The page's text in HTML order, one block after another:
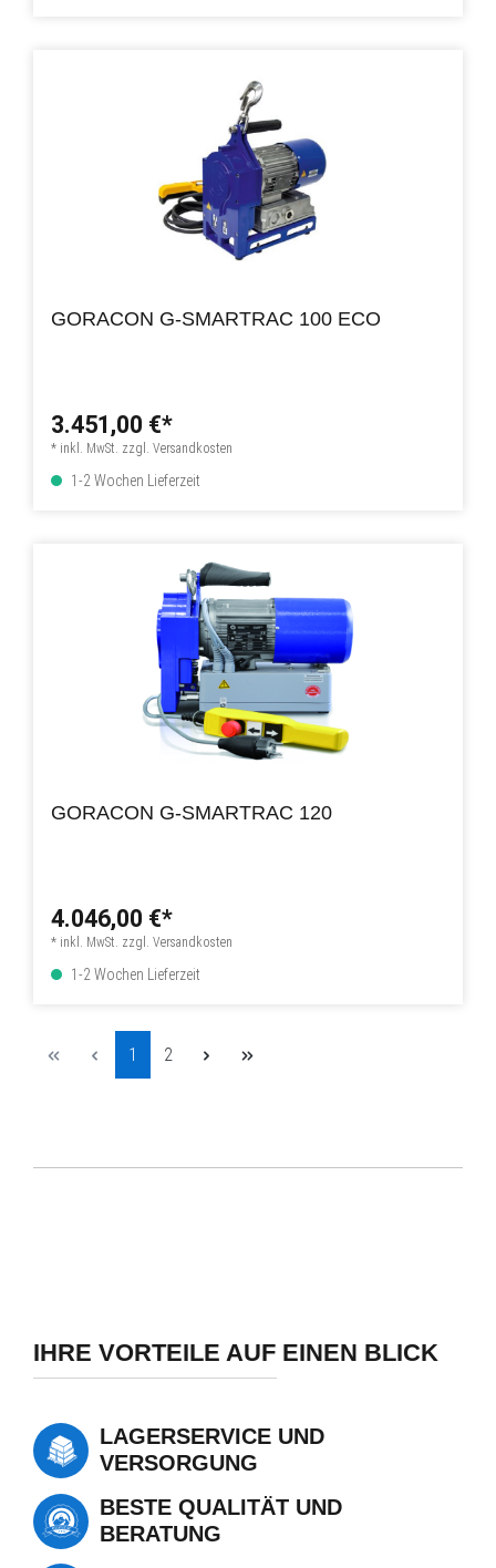
GORACON G-SMARTRAC 100 ECO
3.451,00 €*
* inkl. MwSt. zzgl. Versandkosten
1-2 Wochen Lieferzeit
GORACON G-SMARTRAC 120
4.046,00 €*
* inkl. MwSt. zzgl. Versandkosten
1-2 Wochen Lieferzeit
Seite
1 Seite
2
IHRE VORTEILE AUF EINEN BLICK
LAGERSERVICE UND
VERSORGUNG
BESTE QUALITÄT UND
BERATUNG